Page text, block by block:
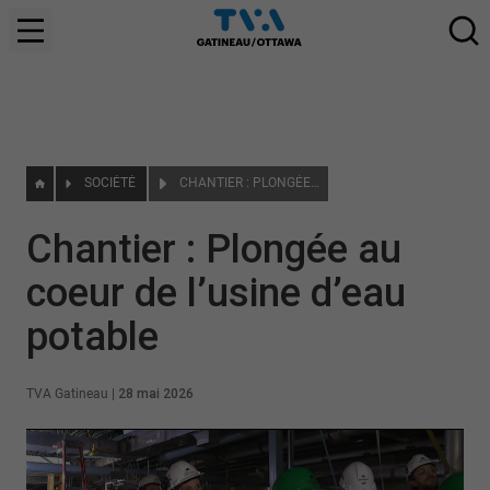
SOCIÉTÉ CHANTIER : PLONGÉE AU COEUR DE L’USINE D’EAU POTABLE
Chantier : Plongée au
coeur de l’usine d’eau
potable
TVA Gatineau 28 mai 2026